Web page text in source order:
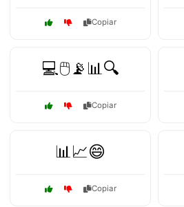
Copiar
💻🖱️📡📊🔍
Copiar
📊📈😄
Copiar